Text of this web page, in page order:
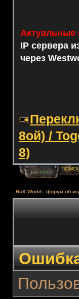
Актуальные
IP сервера
через
8ой) /
8)
НАЧАЛО
NoX World - форум об